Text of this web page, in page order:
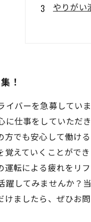
やりがい
！
バーを急募してい
仕事をしていただ
でも安心して働け
えていくことがで
転による疲れをリ
してみませんか？
ましたら、ぜひお問